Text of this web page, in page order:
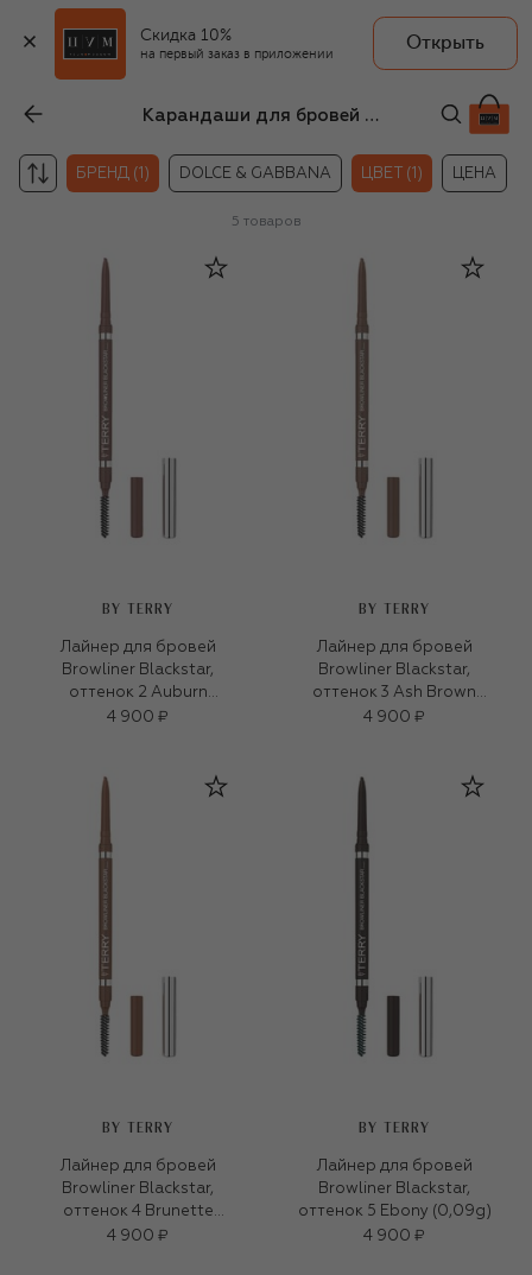
Скидка 10%
на первый заказ в приложении
Открыть
Карандаши для бровей By Terry
БРЕНД (1) DOLCE & GABBANA ЦВЕТ (1) ЦЕНА
5 товаров
BY TERRY
Лайнер для бровей
Browliner Blackstar,
оттенок 2 Auburn
(0,09g)
4 900 ₽
BY TERRY
Лайнер для бровей
Browliner Blackstar,
оттенок 3 Ash Brown
(0,09g)
4 900 ₽
BY TERRY
Лайнер для бровей
Browliner Blackstar,
оттенок 4 Brunette
(0,09g)
4 900 ₽
BY TERRY
Лайнер для бровей
Browliner Blackstar,
оттенок 5 Ebony (0,09g)
4 900 ₽